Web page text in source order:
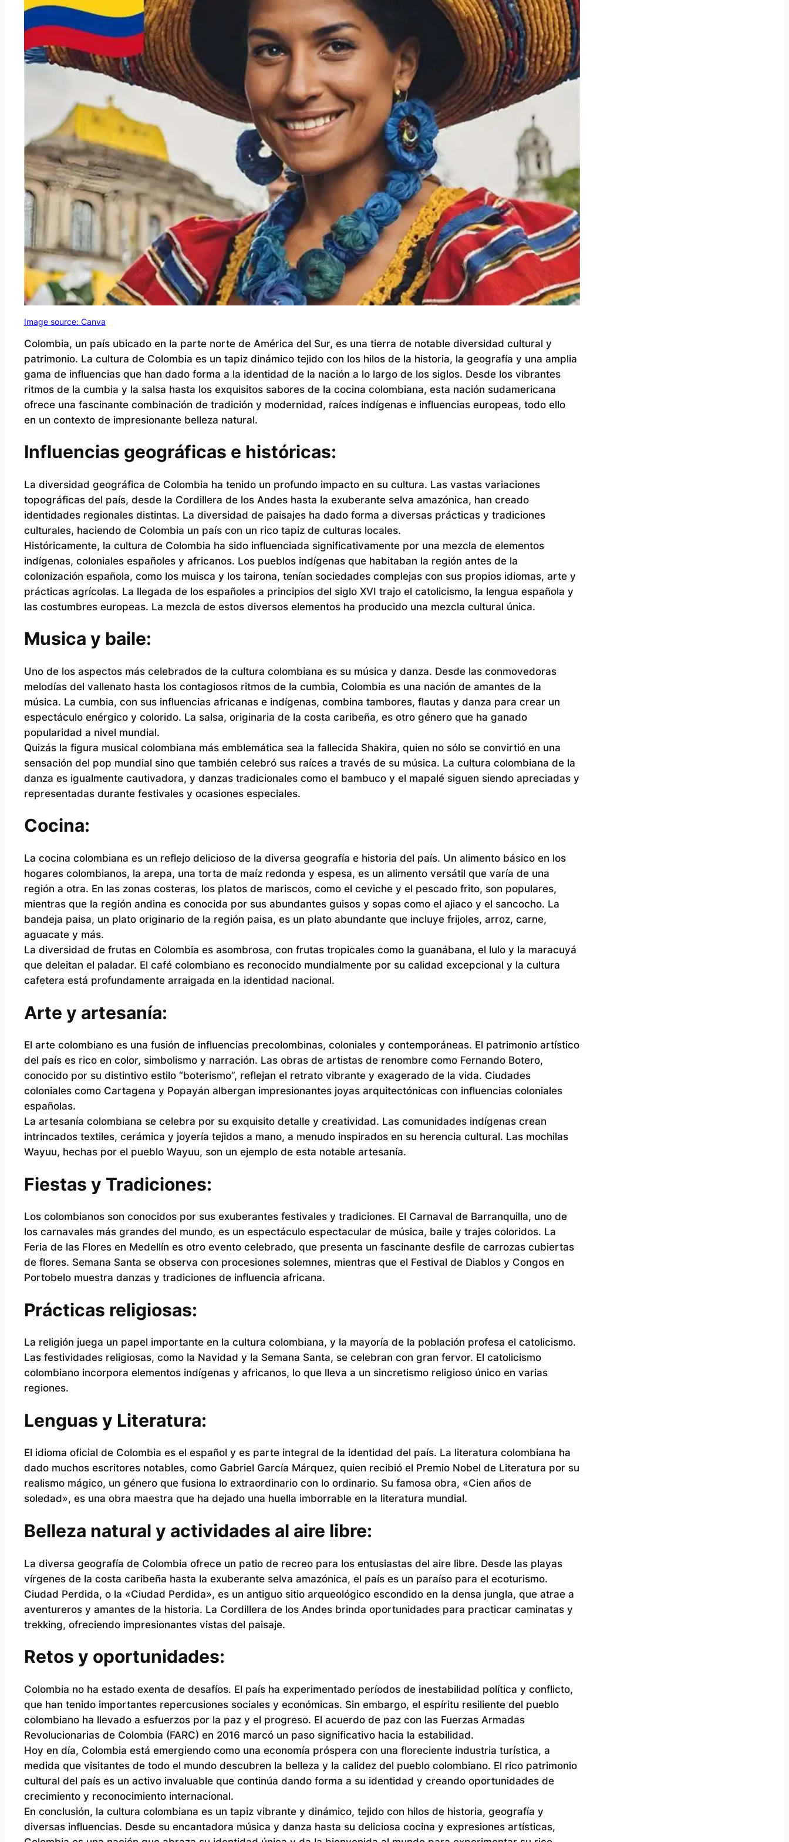
Image source: Canva
Colombia, un país ubicado en la parte norte de América del Sur, es una tierra de notable diversidad cultural y
patrimonio. La cultura de Colombia es un tapiz dinámico tejido con los hilos de la historia, la geografía y una amplia
gama de influencias que han dado forma a la identidad de la nación a lo largo de los siglos. Desde los vibrantes
ritmos de la cumbia y la salsa hasta los exquisitos sabores de la cocina colombiana, esta nación sudamericana
ofrece una fascinante combinación de tradición y modernidad, raíces indígenas e influencias europeas, todo ello
en un contexto de impresionante belleza natural.
Influencias geográficas e históricas:
La diversidad geográfica de Colombia ha tenido un profundo impacto en su cultura. Las vastas variaciones
topográficas del país, desde la Cordillera de los Andes hasta la exuberante selva amazónica, han creado
identidades regionales distintas. La diversidad de paisajes ha dado forma a diversas prácticas y tradiciones
culturales, haciendo de Colombia un país con un rico tapiz de culturas locales.
Históricamente, la cultura de Colombia ha sido influenciada significativamente por una mezcla de elementos
indígenas, coloniales españoles y africanos. Los pueblos indígenas que habitaban la región antes de la
colonización española, como los muisca y los tairona, tenían sociedades complejas con sus propios idiomas, arte y
prácticas agrícolas. La llegada de los españoles a principios del siglo XVI trajo el catolicismo, la lengua española y
las costumbres europeas. La mezcla de estos diversos elementos ha producido una mezcla cultural única.
Musica y baile:
Uno de los aspectos más celebrados de la cultura colombiana es su música y danza. Desde las conmovedoras
melodías del vallenato hasta los contagiosos ritmos de la cumbia, Colombia es una nación de amantes de la
música. La cumbia, con sus influencias africanas e indígenas, combina tambores, flautas y danza para crear un
espectáculo enérgico y colorido. La salsa, originaria de la costa caribeña, es otro género que ha ganado
popularidad a nivel mundial.
Quizás la figura musical colombiana más emblemática sea la fallecida Shakira, quien no sólo se convirtió en una
sensación del pop mundial sino que también celebró sus raíces a través de su música. La cultura colombiana de la
danza es igualmente cautivadora, y danzas tradicionales como el bambuco y el mapalé siguen siendo apreciadas y
representadas durante festivales y ocasiones especiales.
Cocina:
La cocina colombiana es un reflejo delicioso de la diversa geografía e historia del país. Un alimento básico en los
hogares colombianos, la arepa, una torta de maíz redonda y espesa, es un alimento versátil que varía de una
región a otra. En las zonas costeras, los platos de mariscos, como el ceviche y el pescado frito, son populares,
mientras que la región andina es conocida por sus abundantes guisos y sopas como el ajiaco y el sancocho. La
bandeja paisa, un plato originario de la región paisa, es un plato abundante que incluye frijoles, arroz, carne,
aguacate y más.
La diversidad de frutas en Colombia es asombrosa, con frutas tropicales como la guanábana, el lulo y la maracuyá
que deleitan el paladar. El café colombiano es reconocido mundialmente por su calidad excepcional y la cultura
cafetera está profundamente arraigada en la identidad nacional.
Arte y artesanía:
El arte colombiano es una fusión de influencias precolombinas, coloniales y contemporáneas. El patrimonio artístico
del país es rico en color, simbolismo y narración. Las obras de artistas de renombre como Fernando Botero,
conocido por su distintivo estilo “boterismo”, reflejan el retrato vibrante y exagerado de la vida. Ciudades
coloniales como Cartagena y Popayán albergan impresionantes joyas arquitectónicas con influencias coloniales
españolas.
La artesanía colombiana se celebra por su exquisito detalle y creatividad. Las comunidades indígenas crean
intrincados textiles, cerámica y joyería tejidos a mano, a menudo inspirados en su herencia cultural. Las mochilas
Wayuu, hechas por el pueblo Wayuu, son un ejemplo de esta notable artesanía.
Fiestas y Tradiciones:
Los colombianos son conocidos por sus exuberantes festivales y tradiciones. El Carnaval de Barranquilla, uno de
los carnavales más grandes del mundo, es un espectáculo espectacular de música, baile y trajes coloridos. La
Feria de las Flores en Medellín es otro evento celebrado, que presenta un fascinante desfile de carrozas cubiertas
de flores. Semana Santa se observa con procesiones solemnes, mientras que el Festival de Diablos y Congos en
Portobelo muestra danzas y tradiciones de influencia africana.
Prácticas religiosas:
La religión juega un papel importante en la cultura colombiana, y la mayoría de la población profesa el catolicismo.
Las festividades religiosas, como la Navidad y la Semana Santa, se celebran con gran fervor. El catolicismo
colombiano incorpora elementos indígenas y africanos, lo que lleva a un sincretismo religioso único en varias
regiones.
Lenguas y Literatura:
El idioma oficial de Colombia es el español y es parte integral de la identidad del país. La literatura colombiana ha
dado muchos escritores notables, como Gabriel García Márquez, quien recibió el Premio Nobel de Literatura por su
realismo mágico, un género que fusiona lo extraordinario con lo ordinario. Su famosa obra, «Cien años de
soledad», es una obra maestra que ha dejado una huella imborrable en la literatura mundial.
Belleza natural y actividades al aire libre:
La diversa geografía de Colombia ofrece un patio de recreo para los entusiastas del aire libre. Desde las playas
vírgenes de la costa caribeña hasta la exuberante selva amazónica, el país es un paraíso para el ecoturismo.
Ciudad Perdida, o la «Ciudad Perdida», es un antiguo sitio arqueológico escondido en la densa jungla, que atrae a
aventureros y amantes de la historia. La Cordillera de los Andes brinda oportunidades para practicar caminatas y
trekking, ofreciendo impresionantes vistas del paisaje.
Retos y oportunidades:
Colombia no ha estado exenta de desafíos. El país ha experimentado períodos de inestabilidad política y conflicto,
que han tenido importantes repercusiones sociales y económicas. Sin embargo, el espíritu resiliente del pueblo
colombiano ha llevado a esfuerzos por la paz y el progreso. El acuerdo de paz con las Fuerzas Armadas
Revolucionarias de Colombia (FARC) en 2016 marcó un paso significativo hacia la estabilidad.
Hoy en día, Colombia está emergiendo como una economía próspera con una floreciente industria turística, a
medida que visitantes de todo el mundo descubren la belleza y la calidez del pueblo colombiano. El rico patrimonio
cultural del país es un activo invaluable que continúa dando forma a su identidad y creando oportunidades de
crecimiento y reconocimiento internacional.
En conclusión, la cultura colombiana es un tapiz vibrante y dinámico, tejido con hilos de historia, geografía y
diversas influencias. Desde su encantadora música y danza hasta su deliciosa cocina y expresiones artísticas,